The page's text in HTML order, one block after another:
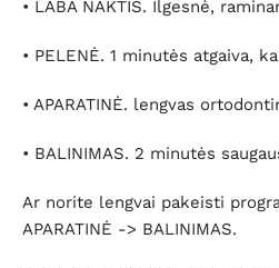
• LABA NAKTIS. Ilgesnė,
• PELENĖ. 1 minutės atgaiva,
• APARATINĖ. lengvas
• BALINIMAS. 2 minutės
Ar norite lengvai pakeisti
APARATINĖ -> BALINIMAS.